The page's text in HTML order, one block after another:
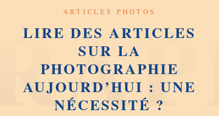
ARTICLES PHOTOS
LIRE DES ARTICLES
SUR LA
PHOTOGRAPHIE
AUJOURD’HUI : UNE
NÉCESSITÉ ?